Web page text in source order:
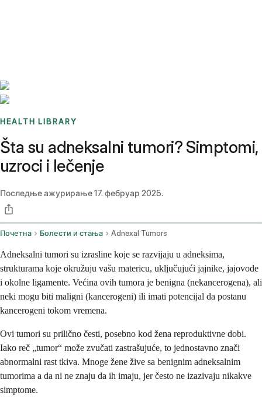
HEALTH LIBRARY
Šta su adneksalni tumori? Simptomi,
uzroci i lečenje
Последње ажурирање17. фебруар 2025.
Почетна Болести и стања Adnexal Tumors
Adneksalni tumori su izrasline koje se razvijaju u adneksima,
strukturama koje okružuju vašu matericu, uključujući jajnike, jajovode
i okolne ligamente. Većina ovih tumora je benigna (nekancerogena), ali
neki mogu biti maligni (kancerogeni) ili imati potencijal da postanu
kancerogeni tokom vremena.
Ovi tumori su prilično česti, posebno kod žena reproduktivne dobi.
Iako reč „tumor“ može zvučati zastrašujuće, to jednostavno znači
abnormalni rast tkiva. Mnoge žene žive sa benignim adneksalnim
tumorima a da ni ne znaju da ih imaju, jer često ne izazivaju nikakve
simptome.